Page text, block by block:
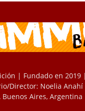
| Fundado en 2019
Director: Noelia
Buenos Aires,